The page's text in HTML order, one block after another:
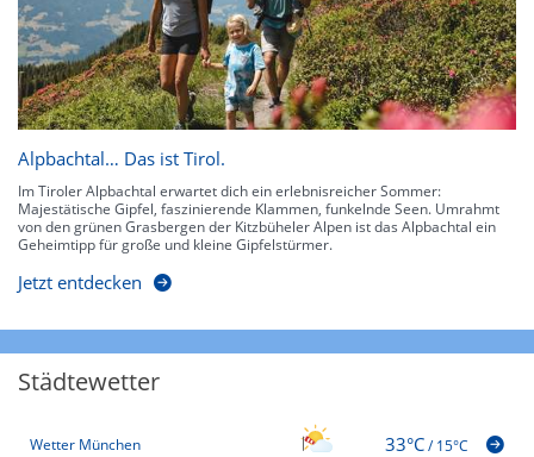
Alpbachtal… Das ist Tirol.
Im Tiroler Alpbachtal erwartet dich ein erlebnisreicher Sommer:
Majestätische Gipfel, faszinierende Klammen, funkelnde Seen. Umrahmt
von den grünen Grasbergen der Kitzbüheler Alpen ist das Alpbachtal ein
Geheimtipp für große und kleine Gipfelstürmer.
Jetzt entdecken
Städtewetter
Wetter München 33°C/15°C